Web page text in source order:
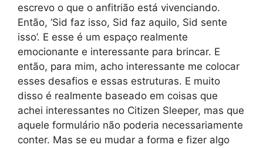
escrevo o que o anfitrião está vivenciando.
Então, ‘Sid faz isso, Sid faz aquilo, Sid sente
isso’. E esse é um espaço realmente
emocionante e interessante para brincar. E
então, para mim, acho interessante me colocar
esses desafios e essas estruturas. E muito
disso é realmente baseado em coisas que
achei interessantes no Citizen Sleeper, mas que
aquele formulário não poderia necessariamente
conter. Mas se eu mudar a forma e fizer algo